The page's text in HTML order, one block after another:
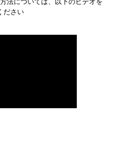
ださい